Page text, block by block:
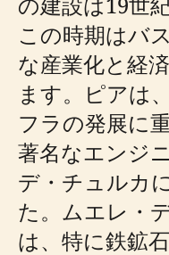
この時期はバ
な産業化と経
ます。ピアは
フラの発展に
著名なエンジ
デ・チュルカ
た。ムエレ・
は、特に鉄鉱